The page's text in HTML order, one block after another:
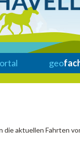
geo
aktuellen Fahrten